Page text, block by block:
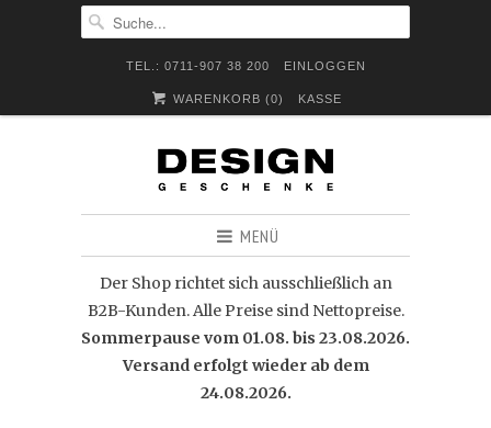
TEL.: 0711-907 38 200 EINLOGGEN
WARENKORB (0) KASSE
MENÜ
Der Shop richtet sich ausschließlich an
B2B-Kunden. Alle Preise sind Nettopreise.
Sommerpause vom 01.08. bis 23.08.2026.
Versand erfolgt wieder ab dem
24.08.2026.